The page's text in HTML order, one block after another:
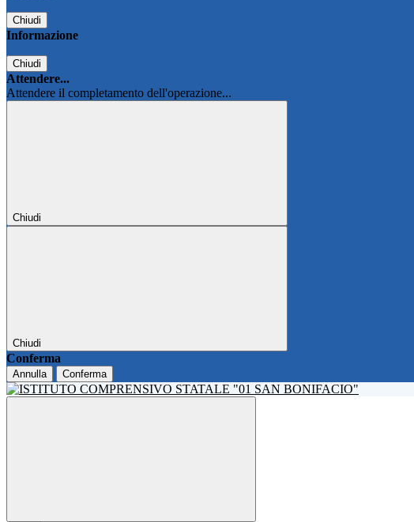
Chiudi
Informazione
Chiudi
Attendere...
Attendere il completamento dell'operazione...
Chiudi
Chiudi
Conferma
Annulla Conferma